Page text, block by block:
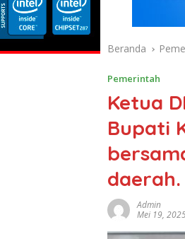
Beranda
Pemerintah
Ketua
Bupati
daerah.
Admin
Mei 19,